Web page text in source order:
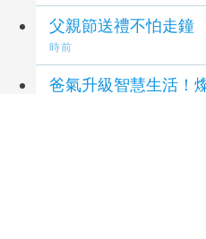
父親節送禮不怕走
時前
爸氣升級智慧生活！